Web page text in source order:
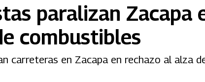
paralizan Zacapa
combustibles
carreteras en Zacapa en rechazo al alza